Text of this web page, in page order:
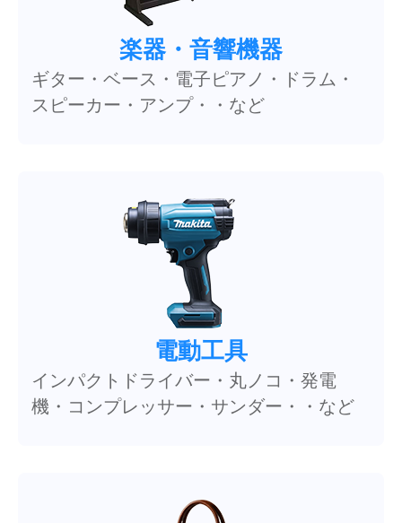
楽器・音響機器
ギター・ベース・電子ピアノ・ドラム・
スピーカー・アンプ・・など
電動工具
インパクトドライバー・丸ノコ・発電
機・コンプレッサー・サンダー・・など